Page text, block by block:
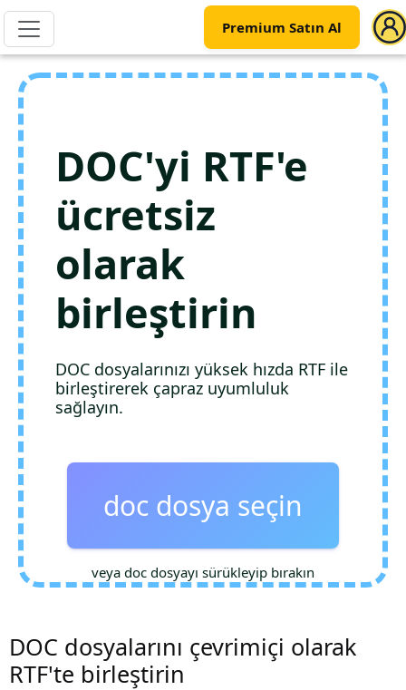
Premium Satın Al
DOC'yi RTF'e
ücretsiz
olarak
birleştirin
DOC dosyalarınızı yüksek hızda RTF ile
birleştirerek çapraz uyumluluk
sağlayın.
doc dosya seçin
veya doc dosyayı sürükleyip bırakın
DOC dosyalarını çevrimiçi olarak
RTF'te birleştirin